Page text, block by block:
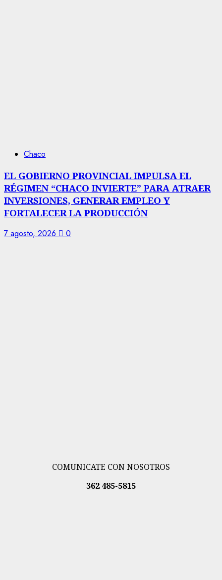
Chaco
EL GOBIERNO PROVINCIAL IMPULSA EL
RÉGIMEN “CHACO INVIERTE” PARA ATRAER
INVERSIONES, GENERAR EMPLEO Y
FORTALECER LA PRODUCCIÓN
7 agosto, 2026 0
COMUNICATE CON NOSOTROS
362 485-5815